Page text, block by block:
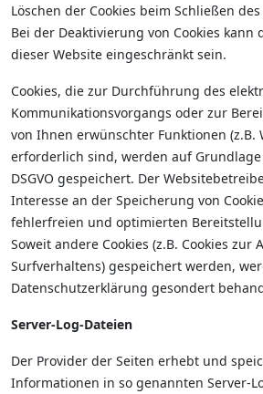
Löschen der Cookies beim Schließen
Bei der Deaktivierung von Cookies kann
dieser Website eingeschränkt sein.
Cookies, die zur Durchführung des
Kommunikationsvorgangs oder zur
von Ihnen erwünschter Funktionen (z.B.
erforderlich sind, werden auf
DSGVO gespeichert. Der
Interesse an der Speicherung von
fehlerfreien und optimierten
Soweit andere Cookies (z.B. Cookies zur
Surfverhaltens) gespeichert werden,
Datenschutzerklärung gesondert
Server-Log-Dateien
Der Provider der Seiten erhebt und
Informationen in so genannten Server-